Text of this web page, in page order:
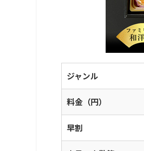
ジャンル
料金（円）
早割